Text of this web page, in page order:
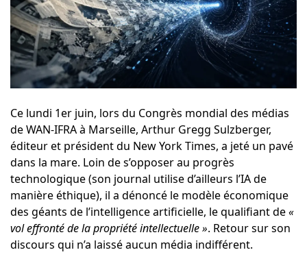
Ce lundi 1er juin, lors du Congrès mondial des médias
de WAN-IFRA à Marseille, Arthur Gregg Sulzberger,
éditeur et président du New York Times, a jeté un pavé
dans la mare. Loin de s’opposer au progrès
technologique (son journal utilise d’ailleurs l’IA de
manière éthique), il a dénoncé le modèle économique
des géants de l’intelligence artificielle, le qualifiant de«
vol effronté de la propriété intellectuelle ». Retour sur son
discours qui n’a laissé aucun média indifférent.